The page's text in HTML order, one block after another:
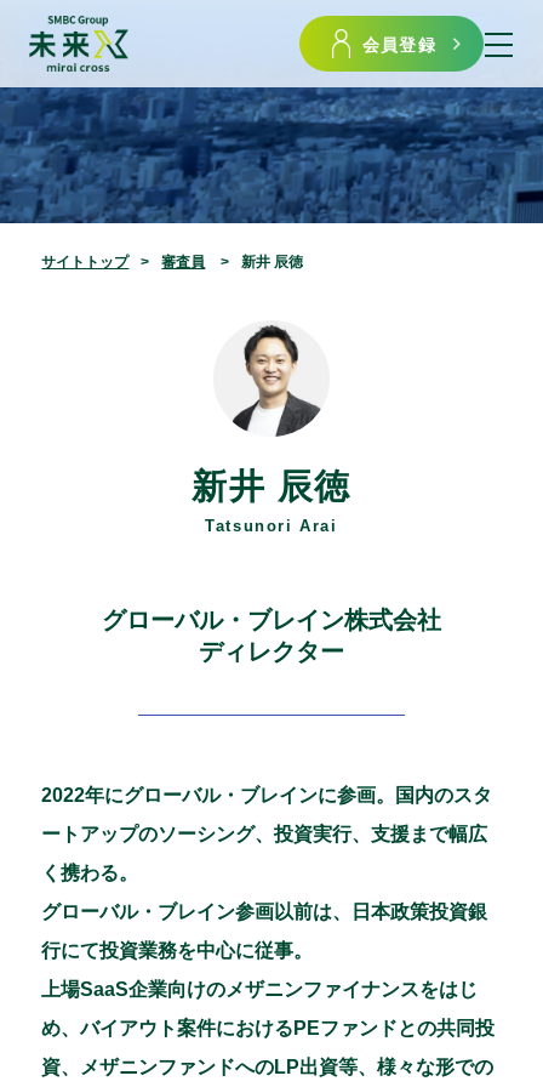
会員登録
サイトトップ 審査員 新井 辰徳
新井 辰徳
Tatsunori Arai
グローバル・ブレイン株式会社
ディレクター
2022年にグローバル・ブレインに参画。国内のスタ
ートアップのソーシング、投資実行、支援まで幅広
く携わる。
グローバル・ブレイン参画以前は、日本政策投資銀
行にて投資業務を中心に従事。
上場SaaS企業向けのメザニンファイナンスをはじ
め、バイアウト案件におけるPEファンドとの共同投
資、メザニンファンドへのLP出資等、様々な形での